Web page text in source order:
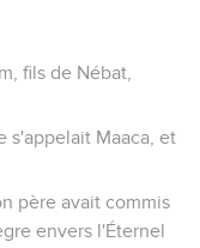
fils de Nébat,
s'appelait Maaca, et
père avait commis
envers l'Éternel